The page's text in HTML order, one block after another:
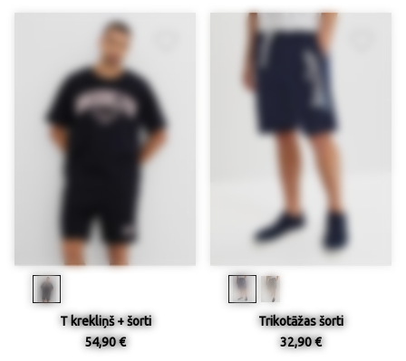
T krekliņš + šorti
54,90 €
Trikotāžas šorti
32,90 €